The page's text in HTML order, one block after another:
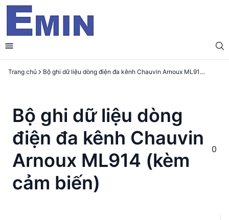
Trang chủ Bộ ghi dữ liệu dòng điện đa kênh Chauvin Arnoux ML914 (kèm cảm biến)
Bộ ghi dữ liệu dòng
điện đa kênh Chauvin
Arnoux ML914 (kèm
cảm biến)
0